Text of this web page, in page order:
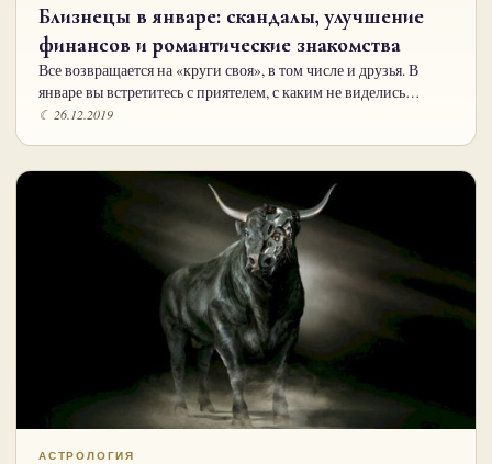
Близнецы в январе: скандалы, улучшение
финансов и романтические знакомства
Все возвращается на «круги своя», в том числе и друзья. В
январе вы встретитесь с приятелем, с каким не виделись…
☾ 26.12.2019
АСТРОЛОГИЯ